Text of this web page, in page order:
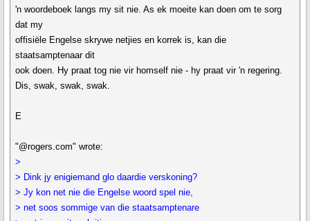
'n woordeboek langs my sit nie. As ek moeite kan doen om te sorg
dat my
offisiële Engelse skrywe netjies en korrek is, kan die
staatsamptenaar dit
ook doen. Hy praat tog nie vir homself nie - hy praat vir 'n regering.
Dis, swak, swak, swak.
E
"@rogers.com" wrote:
>
> Dink jy enigiemand glo daardie verskoning?
> Jy kon net nie die Engelse woord spel nie,
> net soos sommige van die staatsamptenare